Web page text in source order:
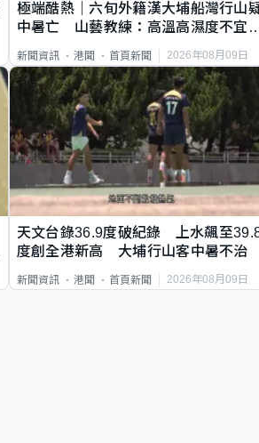
極端酷熱｜六旬外籍漢大埔船灣行山
中暑亡 山藝教練：高溫高濕度不宜
新聞資訊 港聞 首頁新聞 2026年08月09日
天文台錄36.9度破紀錄 上水飆至
度創全港新高 大埔行山客中暑不治
新聞資訊 港聞 首頁新聞 2026年08月09日